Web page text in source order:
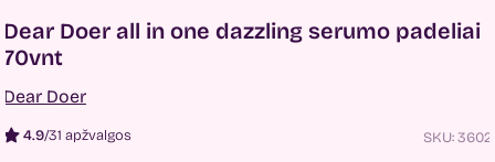
Dear Doer all in one dazzling serumo padeliai
70vnt
Dear Doer
4.9/31 apžvalgos SKU:3602